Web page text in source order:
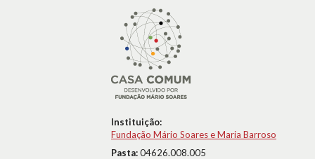
Instituição:
Fundação Mário Soares e Maria Barroso
Pasta:04626.008.005